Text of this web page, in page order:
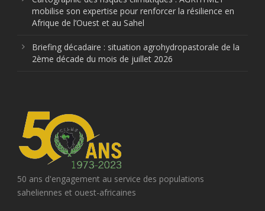
mobilise son expertise pour renforcer la résilience en
Afrique de l’Ouest et au Sahel
Briefing décadaire : situation agrohydropastorale de la
2ème décade du mois de juillet 2026
50 ans d'engagement au service des populations
saheliennes et ouest-africaines